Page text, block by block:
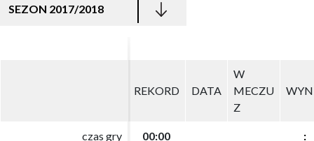
SEZON 2017/2018
REKORD DATA
W
MECZU
Z
czas gry 00:00 :
REKORD DATA
W
MECZU
Z
czas gry 00:00 :